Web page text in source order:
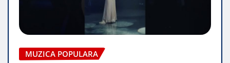
MUZICA POPULARA